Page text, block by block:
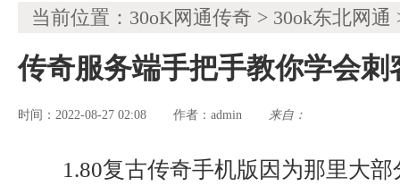
当前位置： 30oK网通传奇 > 30ok东北网通
传奇服务端手把手教你学会刺
时间：2022-08-27 02:08 作者： admin 来自：
1.80复古传奇手机版因为那里大